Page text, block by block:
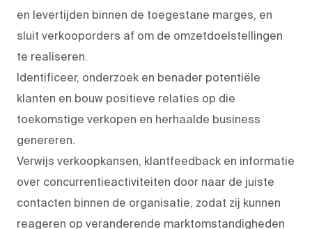
en levertijden binnen de toegestane marges, en
sluit verkooporders af om de omzetdoelstellingen
te realiseren.
Identificeer, onderzoek en benader potentiële
klanten en bouw positieve relaties op die
toekomstige verkopen en herhaalde business
genereren.
Verwijs verkoopkansen, klantfeedback en informatie
over concurrentieactiviteiten door naar de juiste
contacten binnen de organisatie, zodat zij kunnen
reageren op veranderende marktomstandigheden